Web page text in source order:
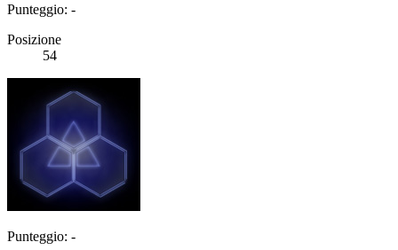
Punteggio: -
Posizione
54
Punteggio: -